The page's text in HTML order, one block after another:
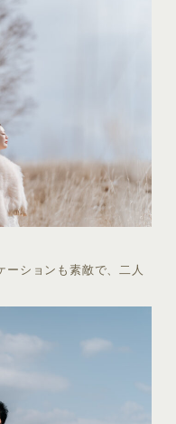
ーションも素敵で、二人